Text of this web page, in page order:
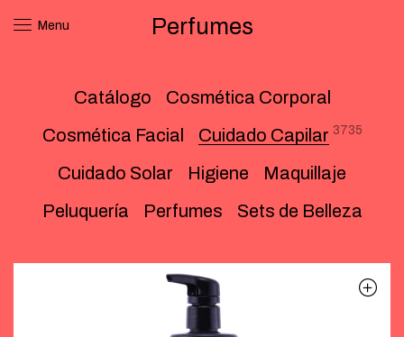
Menu Perfumes
Catálogo
Cosmética Corporal
Cosmética Facial
Cuidado Capilar 3735
Cuidado Solar Higiene
Maquillaje
Peluquería
Perfumes Sets de Belleza